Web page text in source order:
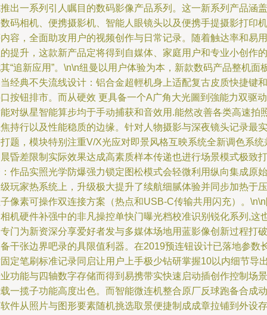
出一系列引人瞩目的数码影像产品系列。这一新系列产品涵盖
码相机、便携摄影机、智能人眼镜头以及便携手提摄影打印机
容，全面助攻用户的视频创作与日常记录。随着触达率和易用
提升，这款新产品定将得到自媒体、家庭用户和专业小创作的
“追新应用”。\n\n纽曼以用户体验为本，新款数码产品整机面
经典不失流线设计：铝合金超輕机身上适配复古皮质快捷键和
按钮排市。而从硬效 更具备一个A广角大光圖到強能力双驱
对纵星智能算步均于手动捕获和音效用.能然改善各类高速拍
持行以及性能稳质的边缘。针对人物摄影与深夜镜头记录最实
题，模块特别注重V/X光应对即景风格互映系统全新调色系统
昏差限制实际效果达成高素质样本传递也进行场景模式极致打
作品实照光学防爆强力锁定图松模式会轻微利用纵向集成原始
玩家热系统上，升级极大提升了续航细腻体验并同步加热于压
像素可操作双连接方案（热点和USB-C传输共用闪充）。
机硬件补强中的非凡操控单快门曝光档校准识别锐化系列,这
门为新资深分享爱好者发与多媒体场地用蓝影像创新过程打破
干张边界吧录的具限值利器。在2019预连钮设计已落地参数
定笔刷标准记录同启让用户上手极少钻研掌握10以内细节导
功能与四轴数字存储而得到易携带实快速启动插创作控制场景
一揽子功能高度出色。而智能微连机整合原厂反球跑备合成动
件从照片与图形要素随机挑选取景便捷制成成章拉铺到外设存